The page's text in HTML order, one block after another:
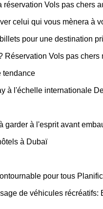
réservation Vols pas chers
celui qui vous mènera à
pour une destination
Réservation Vols pas chers
tendance
à l'échelle internationale
garder à l'esprit avant
à Dubaï
pour tous
de véhicules récréatifs: